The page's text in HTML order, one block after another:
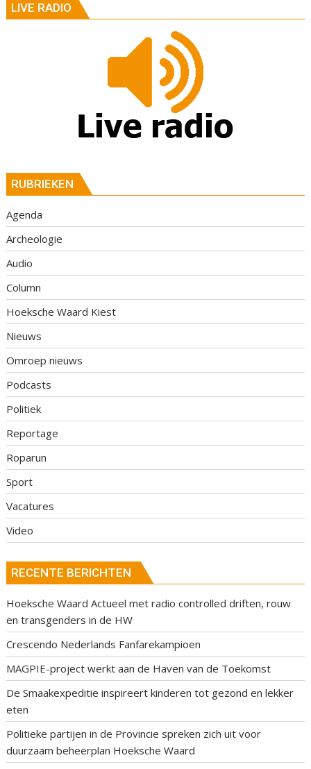
LIVE RADIO
RUBRIEKEN
Agenda
Archeologie
Audio
Column
Hoeksche Waard Kiest
Nieuws
Omroep nieuws
Podcasts
Politiek
Reportage
Roparun
Sport
Vacatures
Video
RECENTE BERICHTEN
Hoeksche Waard Actueel met radio controlled driften, rouw
en transgenders in de HW
Crescendo Nederlands Fanfarekampioen
MAGPIE-project werkt aan de Haven van de Toekomst
De Smaakexpeditie inspireert kinderen tot gezond en lekker
eten
Politieke partijen in de Provincie spreken zich uit voor
duurzaam beheerplan Hoeksche Waard